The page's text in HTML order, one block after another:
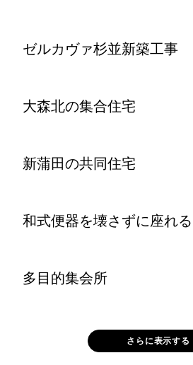
ゼルカヴァ杉並新築工事
大森北の集合住宅
新蒲田の共同住宅
和式便器を壊さずに座れ
多目的集会所
さらに表示する